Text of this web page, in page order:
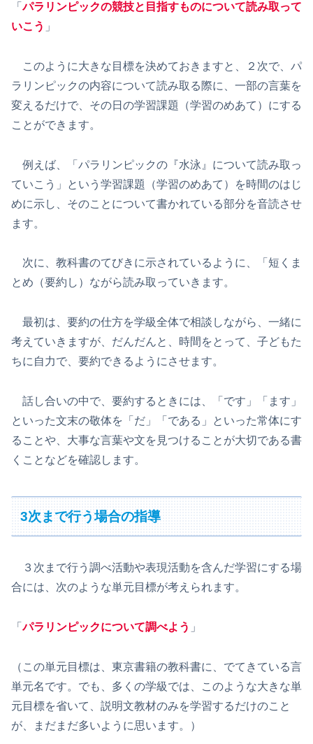
「パラリンピックの競技と目指すものについて読み取って
いこう 」
このように大きな目標を決めておきますと、２次で、パ
ラリンピックの内容について読み取る際に、一部の言葉を
変えるだけで、その日の学習課題（学習のめあて）にする
ことができます。
例えば、「パラリンピックの『水泳』について読み取っ
ていこう」という学習課題（学習のめあて）を時間のはじ
めに示し、そのことについて書かれている部分を音読させ
ます。
次に、教科書のてびきに示されているように、「短くま
とめ（要約し）ながら読み取っていきます。
最初は、要約の仕方を学級全体で相談しながら、一緒に
考えていきますが、だんだんと、時間をとって、子どもた
ちに自力で、要約できるようにさせます。
話し合いの中で、要約するときには、「です」「ます」
といった文末の敬体を「だ」「である」といった常体にす
ることや、大事な言葉や文を見つけることが大切である書
くことなどを確認します。
3次まで行う場合の指導
３次まで行う調べ活動や表現活動を含んだ学習にする場
合には、次のような単元目標が考えられます。
「パラリンピックについて調べよう 」
（この単元目標は、東京書籍の教科書に、でてきている言
単元名です。でも、多くの学級では、このような大きな単
元目標を省いて、説明文教材のみを学習するだけのこと
が、まだまだ多いように思います。）